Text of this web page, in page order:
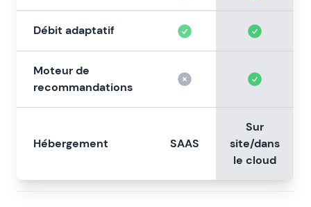
Débit adaptatif
Moteur de
recommandations
Hébergement SAAS
Sur
site/dans
le cloud